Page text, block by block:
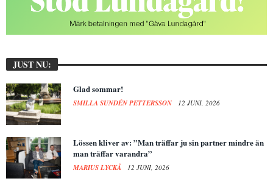
JUST NU:
Glad sommar!
SMILLA SUNDÉN PETTERSSON 12 JUNI, 2026
Lössen kliver av: ”Man träffar ju sin partner mindre än
man träffar varandra”
MARIUS LYCKÅ 12 JUNI, 2026